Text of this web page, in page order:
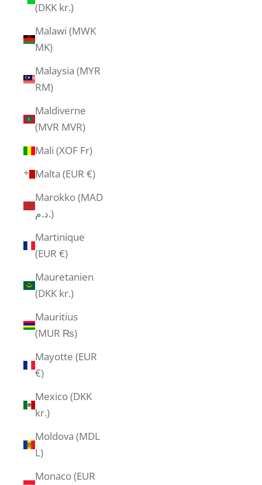
(DKK kr.)
Malawi (MWK
MK)
Malaysia (MYR
RM)
Maldiverne
(MVR MVR)
Mali (XOF Fr)
Malta (EUR €)
Marokko (MAD
د.م.)
Martinique
(EUR €)
Mauretanien
(DKK kr.)
Mauritius
(MUR ₨)
Mayotte (EUR
€)
Mexico (DKK
kr.)
Moldova (MDL
L)
Monaco (EUR